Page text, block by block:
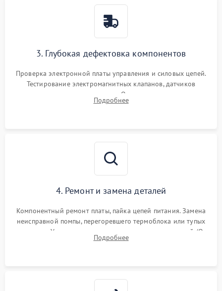
3. Глубокая дефектовка компонентов
Проверка электронной платы управления и силовых цепей.
Тестирование электромагнитных клапанов, датчиков
температуры и расходомера. Оценка степени износа
жерновов кофемолки, уплотнительных колец гидросистемы
Подробнее
4. Ремонт и замена деталей
Компонентный ремонт платы, пайка цепей питания. Замена
неисправной помпы, перегоревшего термоблока или тупых
жерновов. Установка новых силиконовых уплотнителей (O-
ring) и тефлоновых трубок для надежного устранения
Подробнее